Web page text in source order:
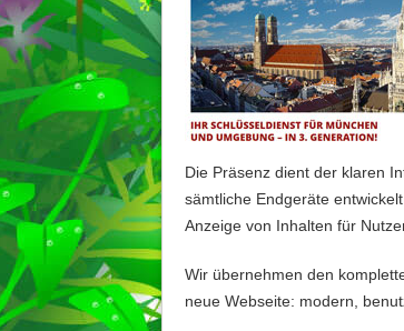
Die Präsenz dient der klaren
sämtliche Endgeräte
Anzeige von Inhalten für
Wir übernehmen den
neue Webseite: modern,